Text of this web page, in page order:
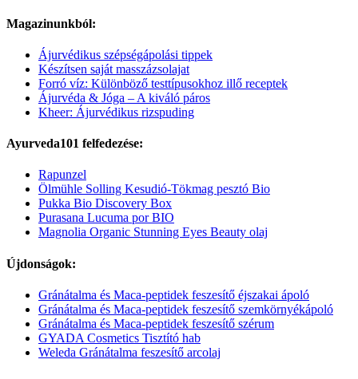
Magazinunkból:
Ájurvédikus szépségápolási tippek
Készítsen saját masszázsolajat
Forró víz: Különböző testtípusokhoz illő receptek
Ájurvéda & Jóga – A kiváló páros
Kheer: Ájurvédikus rizspuding
Ayurveda101 felfedezése:
Rapunzel
Ölmühle Solling Kesudió-Tökmag pesztó Bio
Pukka Bio Discovery Box
Purasana Lucuma por BIO
Magnolia Organic Stunning Eyes Beauty olaj
Újdonságok:
Gránátalma és Maca-peptidek feszesítő éjszakai ápoló
Gránátalma és Maca-peptidek feszesítő szemkörnyékápoló
Gránátalma és Maca-peptidek feszesítő szérum
GYADA Cosmetics Tisztító hab
Weleda Gránátalma feszesítő arcolaj